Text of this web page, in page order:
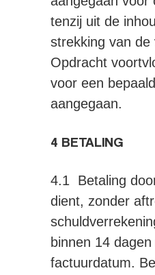
tenzij uit de
strekking van de
Opdracht
voor een
aangegaan.
4 BETALING
4.1 Betaling
dient, zonder
binnen 14 dagen
factuurdatum.